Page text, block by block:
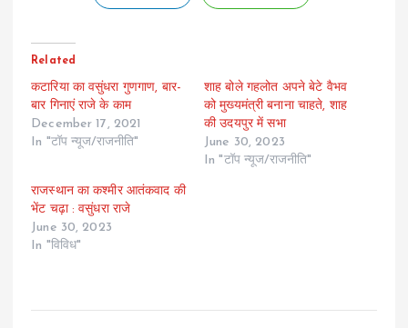
Related
कटारिया का वसुंधरा गुणगाण, बार-
बार गिनाएं राजे के काम
December 17, 2021
In "टॉप न्यूज/राजनीति"
शाह बोले गहलोत अपने बेटे वैभव
को मुख्यमंत्री बनाना चाहते, शाह
की उदयपुर में सभा
June 30, 2023
In "टॉप न्यूज/राजनीति"
राजस्थान का कश्मीर आतंकवाद की
भेंट चढ़ा : वसुंधरा राजे
June 30, 2023
In "विविध"